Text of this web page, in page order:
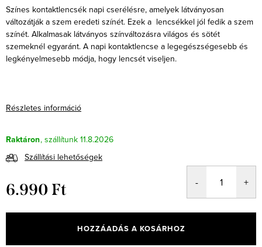
Színes kontaktlencsék napi cserélésre, amelyek látványosan
változátják a szem eredeti színét. Ezek a lencsékkel jól fedik a szem
színét. Alkalmasak látványos színváltozásra világos és sötét
szemeknél egyaránt. A napi kontaktlencse a legegészségesebb és
legkényelmesebb módja, hogy lencsét viseljen.
Részletes információ
Raktáron
11.8.2026
Szállítási lehetőségek
6.990 Ft
HOZZÁADÁS A KOSÁRHOZ